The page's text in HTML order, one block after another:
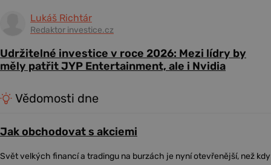
Lukáš Richtár
Redaktor investice.cz
Udržitelné investice v roce 2026: Mezi lídry by
měly patřit JYP Entertainment, ale i Nvidia
Vědomosti dne
Jak obchodovat s akciemi
Svět velkých financí a tradingu na burzách je nyní otevřenější, než kdy